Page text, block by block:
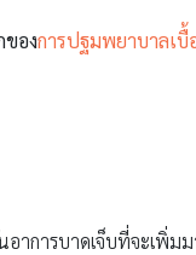
องการปฐมพยาบาลเบื้
าการบาดเจ็บที่จะเพิ่ม